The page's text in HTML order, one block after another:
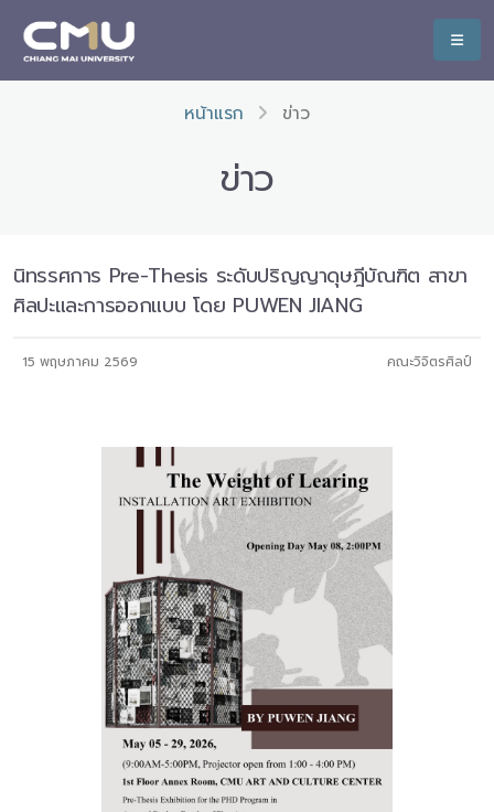
หน้าแรก ข่าว
ข่าว
นิทรรศการ Pre-Thesis ระดับปริญญาดุษฎีบัณฑิต สาขา
ศิลปะและการออกแบบ โดย PUWEN JIANG
15 พฤษภาคม 2569 คณะวิจิตรศิลป์